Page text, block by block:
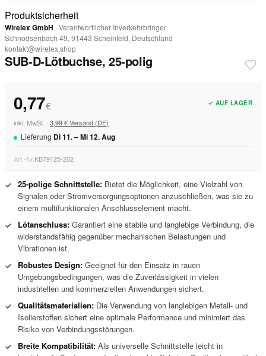
Produktsicherheit
Wirelex GmbH · Verantwortlicher Inverkehrbringer
Schnodsenbach 49, 91443 Scheinfeld, Deutschland
kontakt@wirelex.shop
SUB-D-Lötbuchse, 25-polig
0,77€ ✓ AUF LAGER
inkl. MwSt. · 3,99 € Versand (DE)
Lieferung Di11. –Mi12.Aug
Art.-Nr.KB79125-202
✓ 25-polige Schnittstelle: Bietet die Möglichkeit, eine Vielzahl von
Signalen oder Stromversorgungsoptionen anzuschließen, was sie zu
einem multifunktionalen Anschlusselement macht.
✓
Lötanschluss: Garantiert eine stabile und langlebige Verbindung, die
widerstandsfähig gegenüber mechanischen Belastungen und
Vibrationen ist.
✓
Robustes Design: Geeignet für den Einsatz in rauen
Umgebungsbedingungen, was die Zuverlässigkeit in vielen
industriellen und kommerziellen Anwendungen sichert.
✓ Qualitätsmaterialien: Die Verwendung von langlebigen Metall- und
Isolierstoffen sichert eine optimale Performance und minimiert das
Risiko von Verbindungsstörungen.
✓
Breite Kompatibilität: Als universelle Schnittstelle leicht in